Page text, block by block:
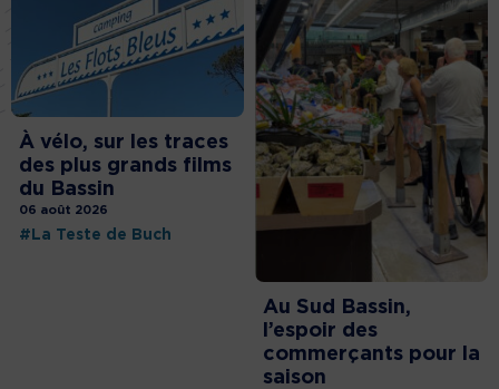
À vélo, sur les traces
des plus grands films
du Bassin
06 août 2026
#La Teste de Buch
Au Sud Bassin,
l’espoir des
commerçants pour la
saison